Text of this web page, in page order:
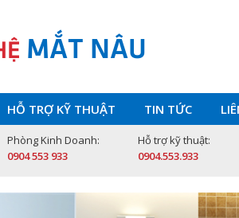
MẮT NÂU
HỖ TRỢ KỸ THUẬT TIN TỨC
Phòng Kinh Doanh:
0904 553 933
Hỗ trợ kỹ thuật:
0904.553.933